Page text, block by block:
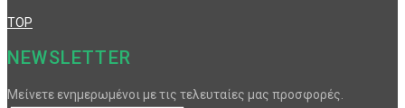
TOP
NEWSLETTER
Μείνετε ενημερωμένοι με τις τελευταίες μας προσφορές.